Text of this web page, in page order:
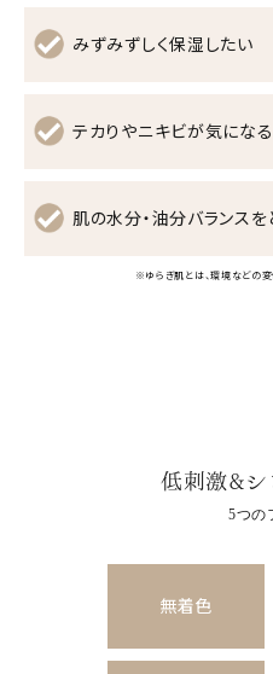
みずみずしく保湿したい
テカりやニキビが気になる
肌の水分・油分バランスを
※ゆらぎ肌とは、環境などの
低刺激&シ
5つの
無着色